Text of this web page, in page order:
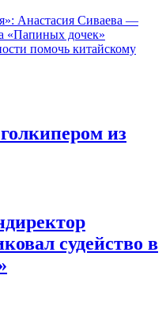
Анастасия Сиваева —
«Папиных дочек»
помочь китайскому
из
судейство в